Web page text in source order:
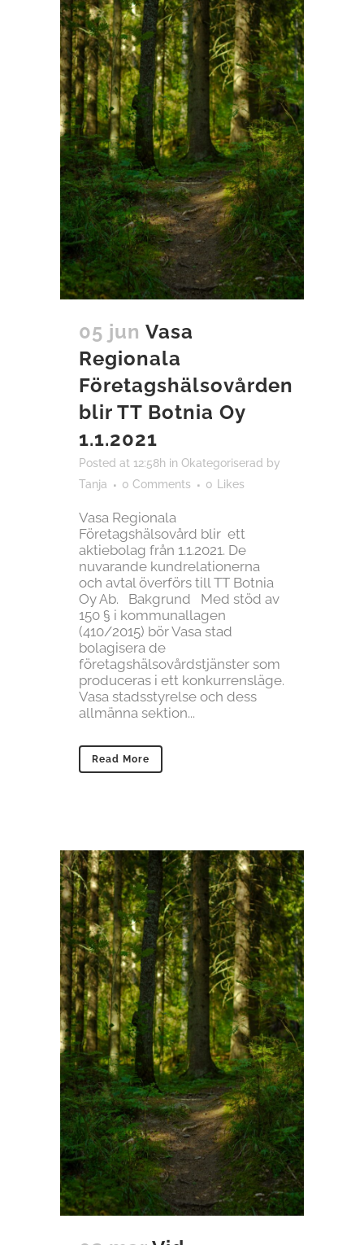
05 jun Vasa
Regionala
Företagshälsovården
blir TT Botnia Oy
1.1.2021
Posted at 12:58h in Okategoriserad by
Tanja
0 Comments 0 Likes
Vasa Regionala
Företagshälsovård blir ett
aktiebolag från 1.1.2021. De
nuvarande kundrelationerna
och avtal överförs till TT Botnia
Oy Ab. Bakgrund Med stöd av
150 § i kommunallagen
(410/2015) bör Vasa stad
bolagisera de
företagshälsovårdstjänster som
produceras i ett konkurrensläge.
Vasa stadsstyrelse och dess
allmänna sektion...
Read More